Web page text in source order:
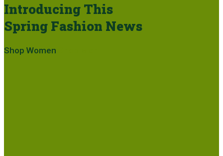
Introducing This
Spring Fashion News
Shop Women